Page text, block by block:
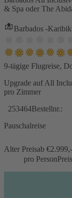
& Spa oder The
Barbados -
9-tägige Flugreise,
Upgrade auf All
pro Zimmer
253464Bestellnr.:
Pauschalreise
Alter Preisab €2.999,-
pro Person